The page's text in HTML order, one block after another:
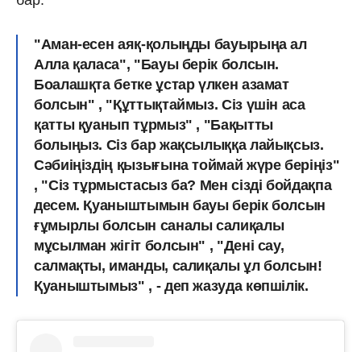
"Аман-есен аяқ-қолыңды бауырыңа ал
Алла қаласа", "Бауы берік болсын.
Боалашқта бетке ұстар үлкен азамат
болсын" , "Құттықтаймыз. Сіз үшін аса
қатты қуанып тұрмыз" , "Бақытты
болыңыз. Сіз бар жақсылыққа лайықсыз.
Сәбиіңіздің қызығына тоймай жүре беріңіз"
, "Сіз тұрмыстасыз ба? Мен сізді бойдақпа
десем. Қуаныштымын бауы берік болсын
ғұмырлы болсын саналы салиқалы
мұсылман жігіт болсын" , "Дені сау,
салмақты, иманды, салиқалы ұл болсын!
Қуаныштымыз" , - деп жазуда көпшілік.